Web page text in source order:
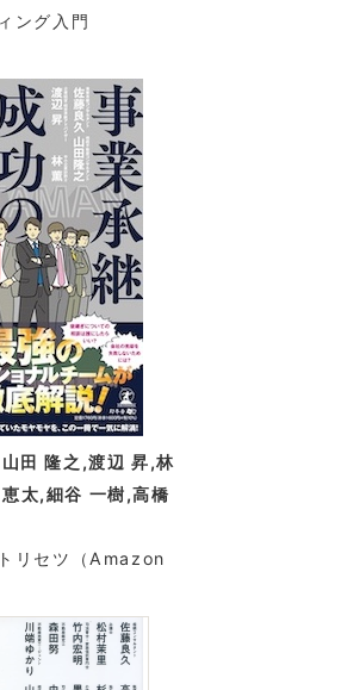
ング入門
田 隆之,渡辺 昇,林
太,細谷 一樹,高橋
リセツ
（Amazon